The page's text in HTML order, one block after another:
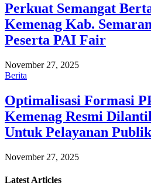
Perkuat Semangat
Kemenag Kab.
Peserta PAI Fair
November 27, 2025
Berita
Optimalisasi Formasi
Kemenag Resmi
Untuk Pelayanan Publik
November 27, 2025
Latest Articles